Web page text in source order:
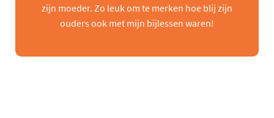
zijn moeder. Zo leuk om te merken hoe blij zijn
ouders ook met mijn bijlessen waren!